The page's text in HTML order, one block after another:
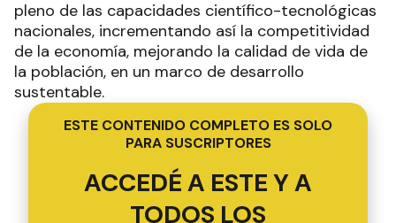
pleno de las capacidades científico-tecnológicas
nacionales, incrementando así la competitividad
de la economía, mejorando la calidad de vida de
la población, en un marco de desarrollo
sustentable.
ESTE CONTENIDO COMPLETO ES SOLO
PARA SUSCRIPTORES
ACCEDÉ A ESTE Y A
TODOS LOS